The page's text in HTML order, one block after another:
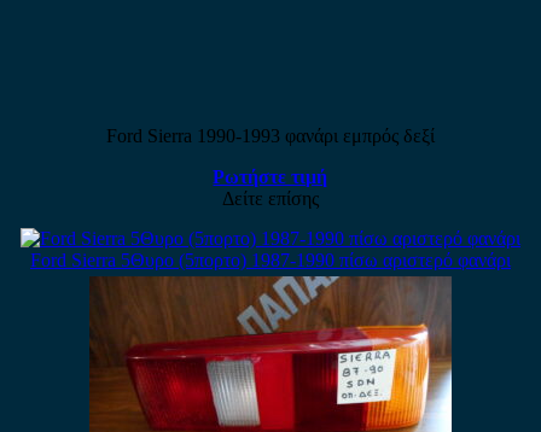
Ford Sierra 1990-1993 φανάρι εμπρός δεξί
Ρωτήστε τιμή
Δείτε επίσης
Ford Sierra 5Θυρο (5πορτο) 1987-1990 πίσω αριστερό φανάρι